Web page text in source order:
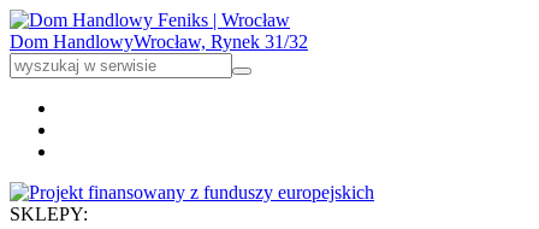
Dom HandlowyWrocław, Rynek 31/32
SKLEPY: